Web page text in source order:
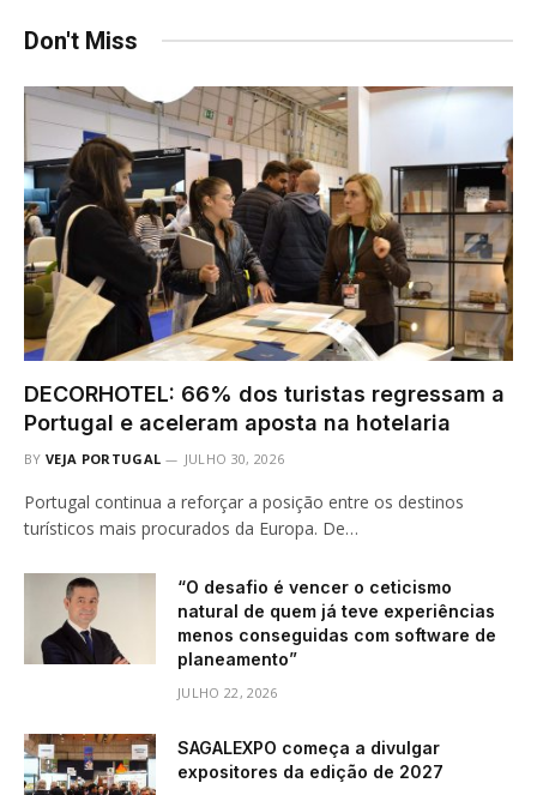
Don't Miss
DECORHOTEL: 66% dos turistas regressam a
Portugal e aceleram aposta na hotelaria
BY VEJA PORTUGAL JULHO 30, 2026
Portugal continua a reforçar a posição entre os destinos
turísticos mais procurados da Europa. De…
“O desafio é vencer o ceticismo
natural de quem já teve experiências
menos conseguidas com software de
planeamento”
JULHO 22, 2026
SAGALEXPO começa a divulgar
expositores da edição de 2027